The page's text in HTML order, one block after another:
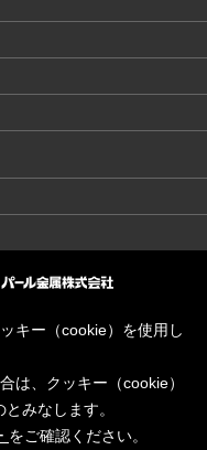
キー（cookie）を使用し
は、クッキー（cookie）
みなします。
をご確認ください。